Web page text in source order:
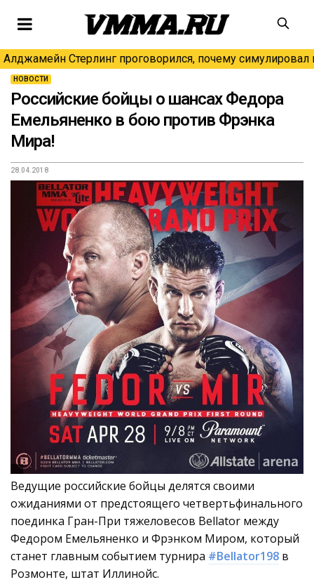
Алджамейн Стерлинг проговорился, почему симулировал
НОВОСТИ
Российские бойцы о шансах Федора
Емельяненко в бою против Фрэнка
Мира!
28.04.2018
Ведущие российские бойцы делятся своими
ожиданиями от предстоящего четвертьфинального
поединка Гран-При тяжеловесов Bellator между
Федором Емельяненко и Фрэнком Миром, который
станет главным событием турнира #Bellator198 в
Розмонте, штат Иллинойс.